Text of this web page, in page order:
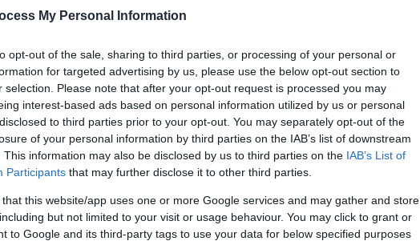
My Personal Information
opt-out of the sale, sharing to third parties, or processing of your personal or
for targeted advertising by us, please use the below opt-out section to
selection. Please note that after your opt-out request is processed you may
interest-based ads based on personal information utilized by us or personal
to third parties prior to your opt-out. You may separately opt-out of the
of your personal information by third parties on the IAB’s list of downstream
This information may also be disclosed by us to third parties on the IAB’s List of
Participants that may further disclose it to other third parties.
that this website/app uses one or more Google services and may gather and store
but not limited to your visit or usage behaviour. You may click to grant or
to Google and its third-party tags to use your data for below specified purposes